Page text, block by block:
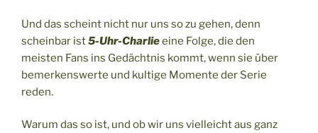
Und das scheint nicht nur uns so zu gehen, denn
scheinbar ist5-Uhr-Charlieeine Folge, die den
meisten Fans ins Gedächtnis kommt, wenn sie über
bemerkenswerte und kultige Momente der Serie
reden.
Warum das so ist, und ob wir uns vielleicht aus ganz